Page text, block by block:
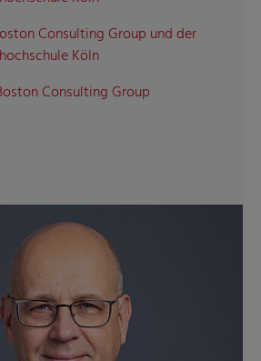
Consulting Group und der
Köln
Consulting Group